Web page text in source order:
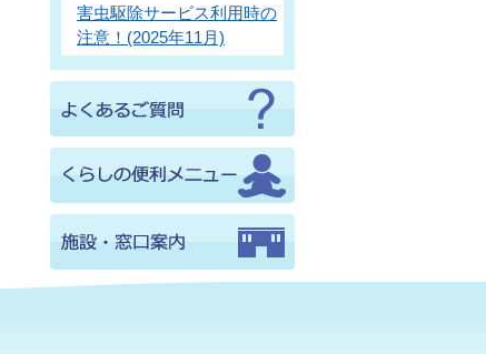
害虫駆除サービス利用時の
注意！(2025年11月)